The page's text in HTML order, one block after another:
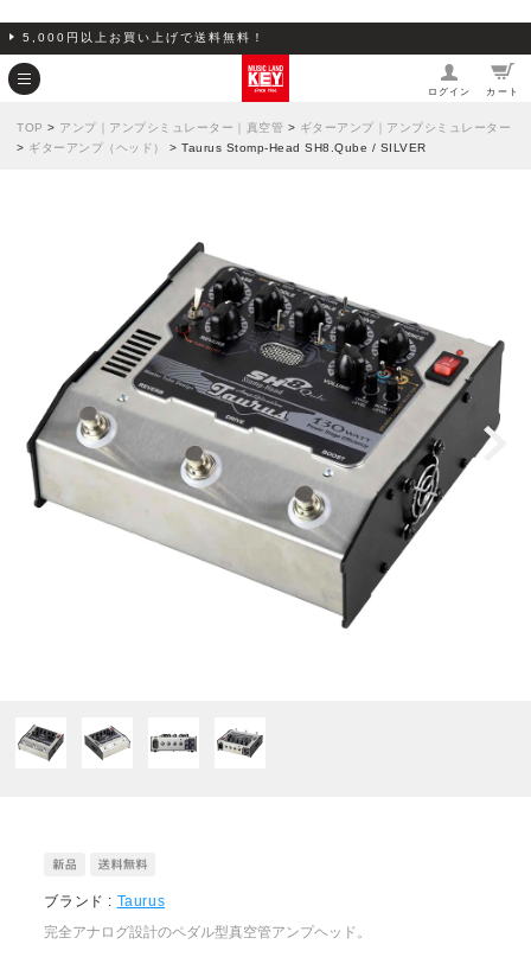
5,000円以上お買い上げで送料無料！
ログイン カート
TOP > アンプ｜アンプシミュレーター｜真空管 > ギターアンプ｜アンプシミュレーター
> ギターアンプ（ヘッド） > Taurus Stomp-Head SH8.Qube / SILVER
ブランド : Taurus
完全アナログ設計のペダル型真空管アンプヘッド。